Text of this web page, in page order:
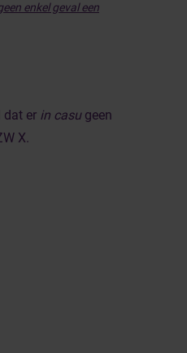
enkel geval een
dat er in casugeen
X.